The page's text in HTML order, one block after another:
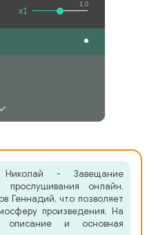
1.0
x1
Николай - Завещание
онлайн.
Геннадий, что позволяет
произведения. На
описание и основная